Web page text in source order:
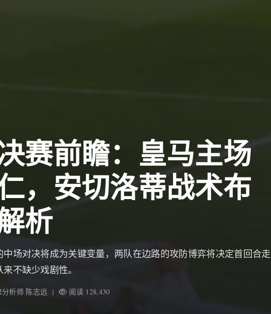
赛前瞻：皇马主场
，安切洛蒂战术布
析
中场对决将成为关键变量，两队在边路的攻防博弈将决定首回合走
不缺少戏剧性。
分析师 陈志远 | 阅读 128,430